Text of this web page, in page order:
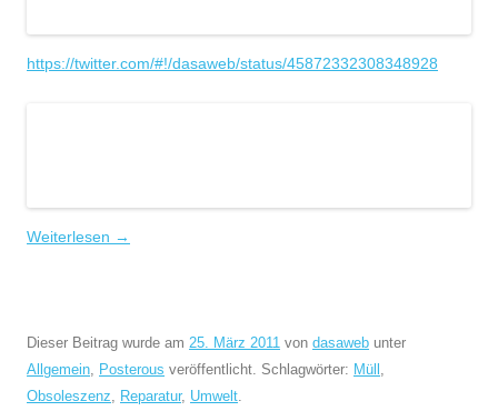
https://twitter.com/#!/dasaweb/status/45872332308348928
Weiterlesen →
Dieser Beitrag wurde am 25. März 2011 von dasaweb unter
Allgemein
Posterous veröffentlicht. Schlagwörter: Müll
Obsoleszenz
Reparatur, Umwelt